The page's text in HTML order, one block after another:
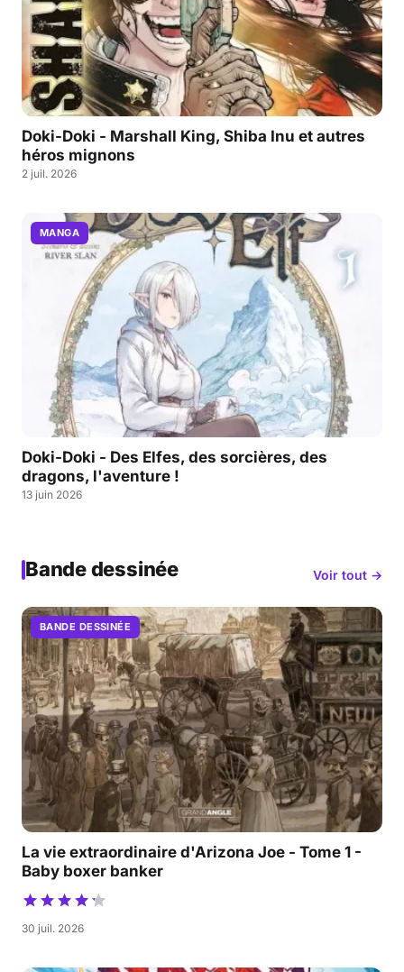
Doki-Doki - Marshall King, Shiba Inu et autres
héros mignons
2 juil. 2026
MANGA
Doki-Doki - Des Elfes, des sorcières, des
dragons, l'aventure !
13 juin 2026
Bande dessinée Voir tout →
BANDE DESSINÉE
La vie extraordinaire d'Arizona Joe - Tome 1 -
Baby boxer banker
30 juil. 2026